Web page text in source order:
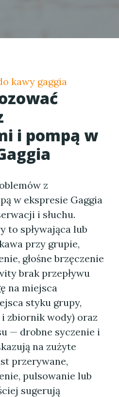
kawy gaggia
i pompą w
z
w ekspresie Gaggia
i słuchu.
to spływająca lub
przy grupie,
głośne brzęczenie
brak przepływu
na miejsca
styku grupy,
zbiornik wody) oraz
— drobne syczenie i
na zużyte
przerywane,
pulsowanie lub
sugerują